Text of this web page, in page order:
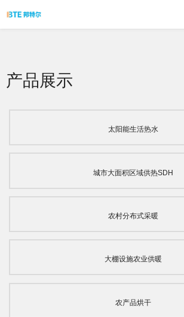
品牌
产品展示
太阳能生活热水
城市大面积区域供热SDH
农村分布式采暖
大棚设施农业供暖
农产品烘干